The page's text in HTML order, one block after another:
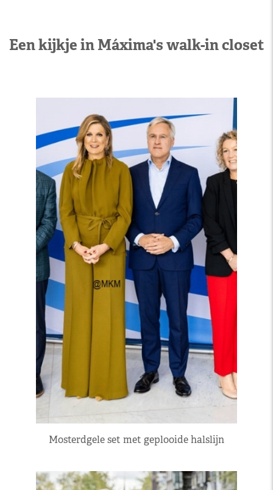
Een kijkje in Máxima's walk-in closet
Mosterdgele set met geplooide halslijn